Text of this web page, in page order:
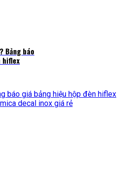
Bảng báo
hiflex
báo giá bảng hiệu hộp đèn hiflex
decal inox giá rẻ